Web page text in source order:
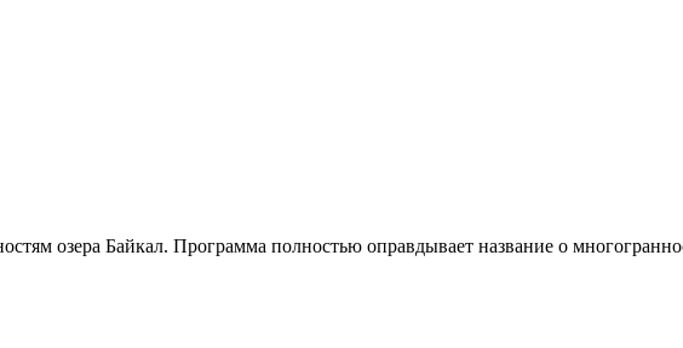
озера Байкал. Программа полностью оправдывает название о